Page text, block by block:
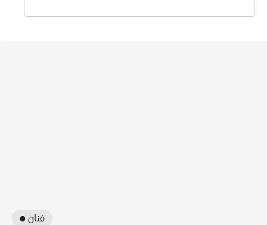
● فنان